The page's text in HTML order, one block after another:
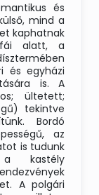
és
mind a
kaphatnak
alatt, a
és egyházi
is. A
ültetett;
tekintve
Bordó
az
is tudunk
a kastély
A polgári